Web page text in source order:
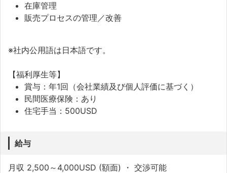
在庫管理
販売プロセスの管理／改善
※社内公用語は日本語です。
【福利厚生等】
賞与：年1回（会社業績及び個人評価に基づく）
民間医療保険：あり
住宅手当：500USD
給与
月収 2,500～4,000USD (額面) ・ 交渉可能